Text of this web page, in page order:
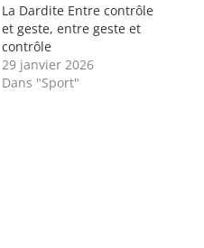
La Dardite Entre contrôle
et geste, entre geste et
contrôle
29 janvier 2026
Dans "Sport"